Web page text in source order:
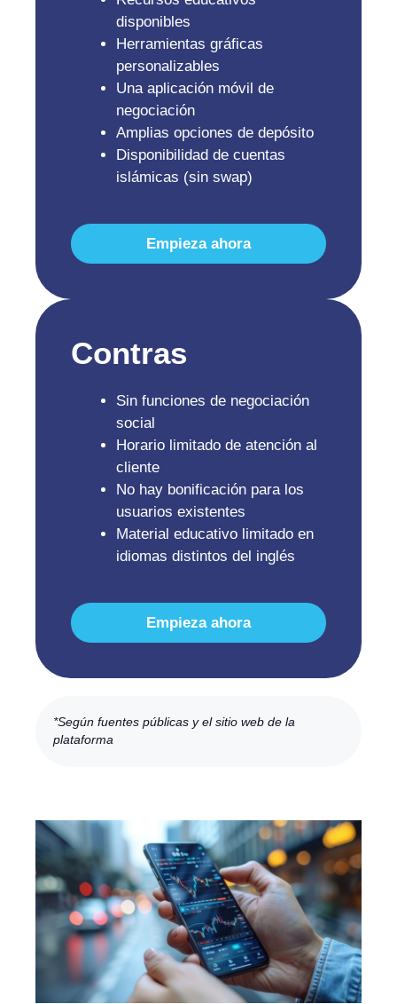
disponibles
Herramientas gráficas
personalizables
Una aplicación móvil de
negociación
Amplias opciones de depósito
Disponibilidad de cuentas
islámicas (sin swap)
Empieza ahora
Contras
Sin funciones de negociación
social
Horario limitado de atención al
cliente
No hay bonificación para los
usuarios existentes
Material educativo limitado en
idiomas distintos del inglés
Empieza ahora
*Según fuentes públicas y el sitio web de la
plataforma